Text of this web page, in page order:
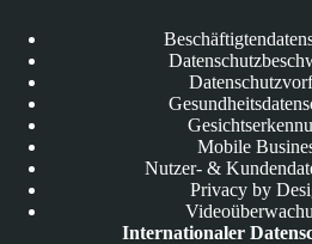
Mobile
Nutzer- &
Privacy by
Internationaler